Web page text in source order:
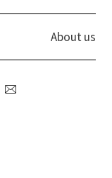
About us